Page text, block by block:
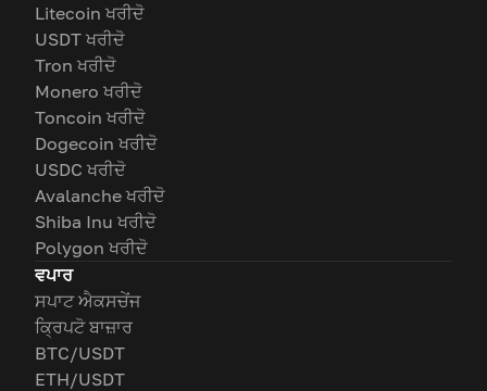
Litecoin ਖਰੀਦੋ
USDT ਖਰੀਦੋ
Tron ਖਰੀਦੋ
Monero ਖਰੀਦੋ
Toncoin ਖਰੀਦੋ
Dogecoin ਖਰੀਦੋ
USDC ਖਰੀਦੋ
Avalanche ਖਰੀਦੋ
Shiba Inu ਖਰੀਦੋ
Polygon ਖਰੀਦੋ
ਵਪਾਰ
ਸਪਾਟ ਐਕਸਚੇਂਜ
ਕ੍ਰਿਪਟੋ ਬਾਜ਼ਾਰ
BTC/USDT
ETH/USDT